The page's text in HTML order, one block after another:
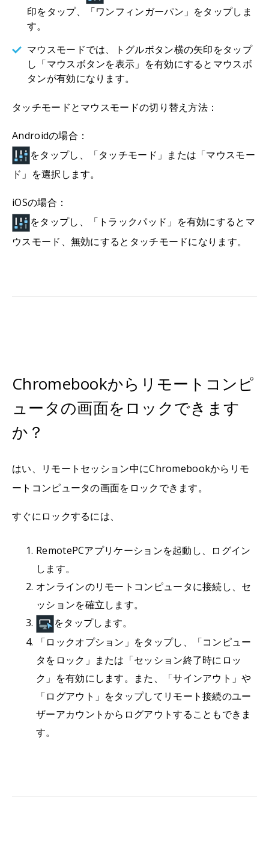
印をタップ、「ワンフィンガーパン」をタップしま
す。
マウスモードでは、トグルボタン横の矢印をタップ
し「マウスボタンを表示」を有効にするとマウスボ
タンが有効になります。
タッチモードとマウスモードの切り替え方法：
Androidの場合：
をタップし、「タッチモード」または「マウスモー
ド」を選択します。
iOSの場合：
をタップし、「トラックパッド」を有効にするとマ
ウスモード、無効にするとタッチモードになります。
Chromebookからリモートコンピ
ュータの画面をロックできます
か？
はい、リモートセッション中にChromebookからリモ
ートコンピュータの画面をロックできます。
すぐにロックするには、
RemotePCアプリケーションを起動し、ログイン
します。
オンラインのリモートコンピュータに接続し、セ
ッションを確立します。
をタップします。
「ロックオプション」をタップし、「コンピュー
タをロック」または「セッション終了時にロッ
ク」を有効にします。また、「サインアウト」や
「ログアウト」をタップしてリモート接続のユー
ザーアカウントからログアウトすることもできま
す。